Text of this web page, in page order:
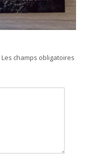
Les champs obligatoires